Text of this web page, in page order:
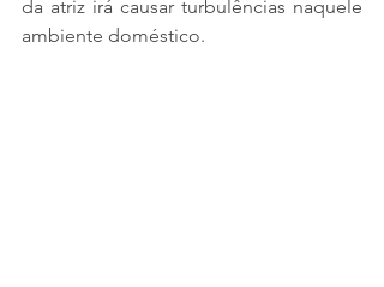
da atriz irá causar turbulências naquele
ambiente doméstico.